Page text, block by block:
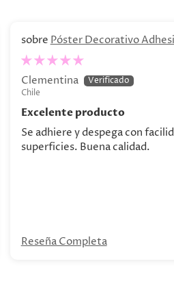
Póster Decorativo
“Bodegón de Bananas"
Clementina
Chile
Excelente producto
Se adhiere y despega con
superficies. Buena calidad.
Reseña Completa